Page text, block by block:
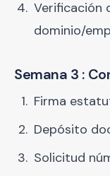
Verificación
dominio/
Semana 3 :
Firma
Depósito
Solicitud